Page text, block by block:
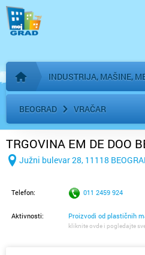
Početna stranica
INDUSTRIJA, MAŠINE,
BEOGRAD VRAČAR
TRGOVINA EM DE DOO
Južni bulevar 28, 11118
Telefon: 011 2459 924
Aktivnosti: Proizvodi od plastičnih
kliknite ovde i pogledajte